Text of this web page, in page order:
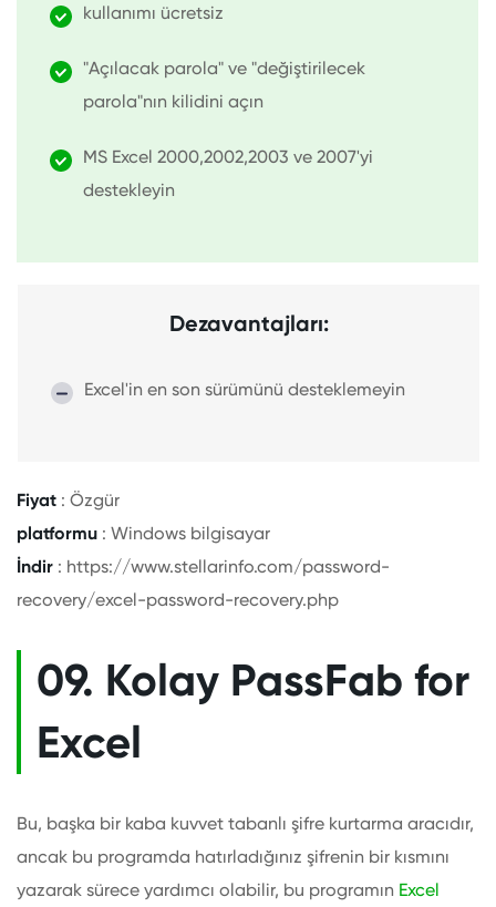
kullanımı ücretsiz
"Açılacak parola" ve "değiştirilecek
parola"nın kilidini açın
MS Excel 2000,2002,2003 ve 2007'yi
destekleyin
Dezavantajları:
Excel'in en son sürümünü desteklemeyin
Fiyat : Özgür
platformu : Windows bilgisayar
İndir : https://www.stellarinfo.com/password-
recovery/excel-password-recovery.php
09. Kolay PassFab for
Excel
Bu, başka bir kaba kuvvet tabanlı şifre kurtarma aracıdır,
ancak bu programda hatırladığınız şifrenin bir kısmını
yazarak sürece yardımcı olabilir, bu programın Excel